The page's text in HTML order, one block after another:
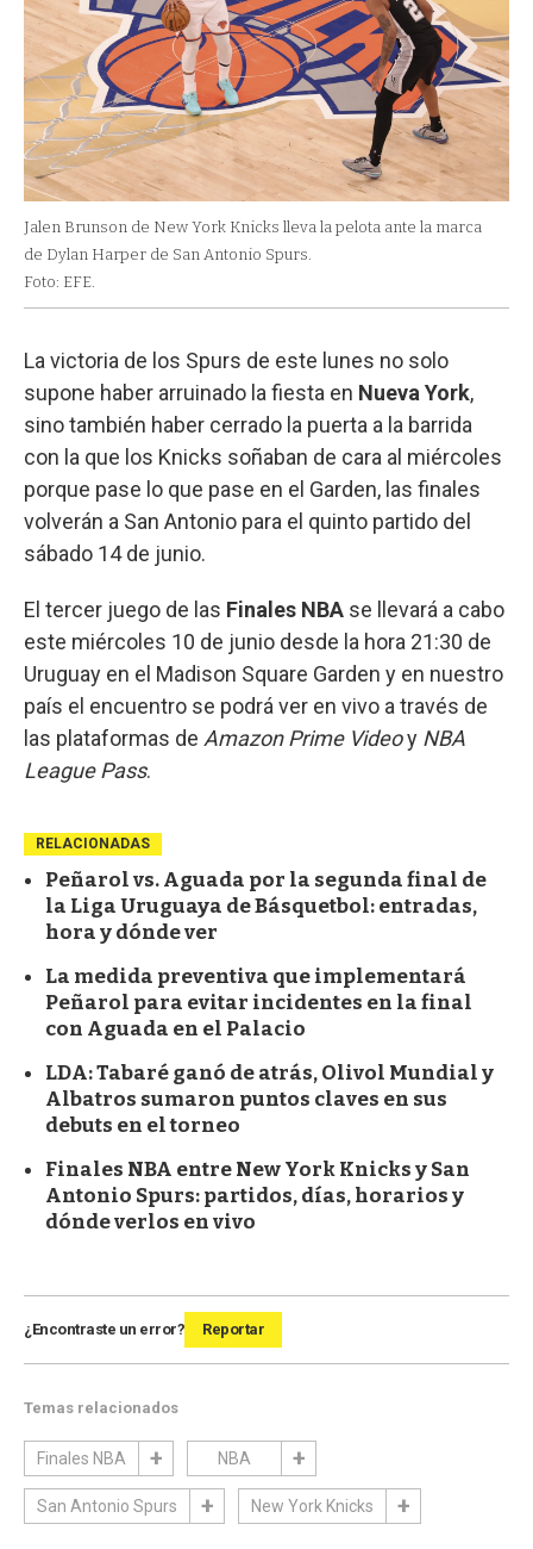
Jalen Brunson de New York Knicks lleva la pelota ante la marca
de Dylan Harper de San Antonio Spurs.
Foto: EFE.
La victoria de los Spurs de este lunes no solo
supone haber arruinado la fiesta en Nueva York,
sino también haber cerrado la puerta a la barrida
con la que los Knicks soñaban de cara al miércoles
porque pase lo que pase en el Garden, las finales
volverán a San Antonio para el quinto partido del
sábado 14 de junio.
El tercer juego de las Finales NBA se llevará a cabo
este miércoles 10 de junio desde la hora 21:30 de
Uruguay en el Madison Square Garden y en nuestro
país el encuentro se podrá ver en vivo a través de
las plataformas de Amazon Prime Videoy NBA
League Pass.
RELACIONADAS
Peñarol vs. Aguada por la segunda final de
la Liga Uruguaya de Básquetbol: entradas,
hora y dónde ver
La medida preventiva que implementará
Peñarol para evitar incidentes en la final
con Aguada en el Palacio
LDA: Tabaré ganó de atrás, Olivol Mundial y
Albatros sumaron puntos claves en sus
debuts en el torneo
Finales NBA entre New York Knicks y San
Antonio Spurs: partidos, días, horarios y
dónde verlos en vivo
¿Encontraste un error? Reportar
Temas relacionados
Finales NBA NBA
San Antonio Spurs New York Knicks